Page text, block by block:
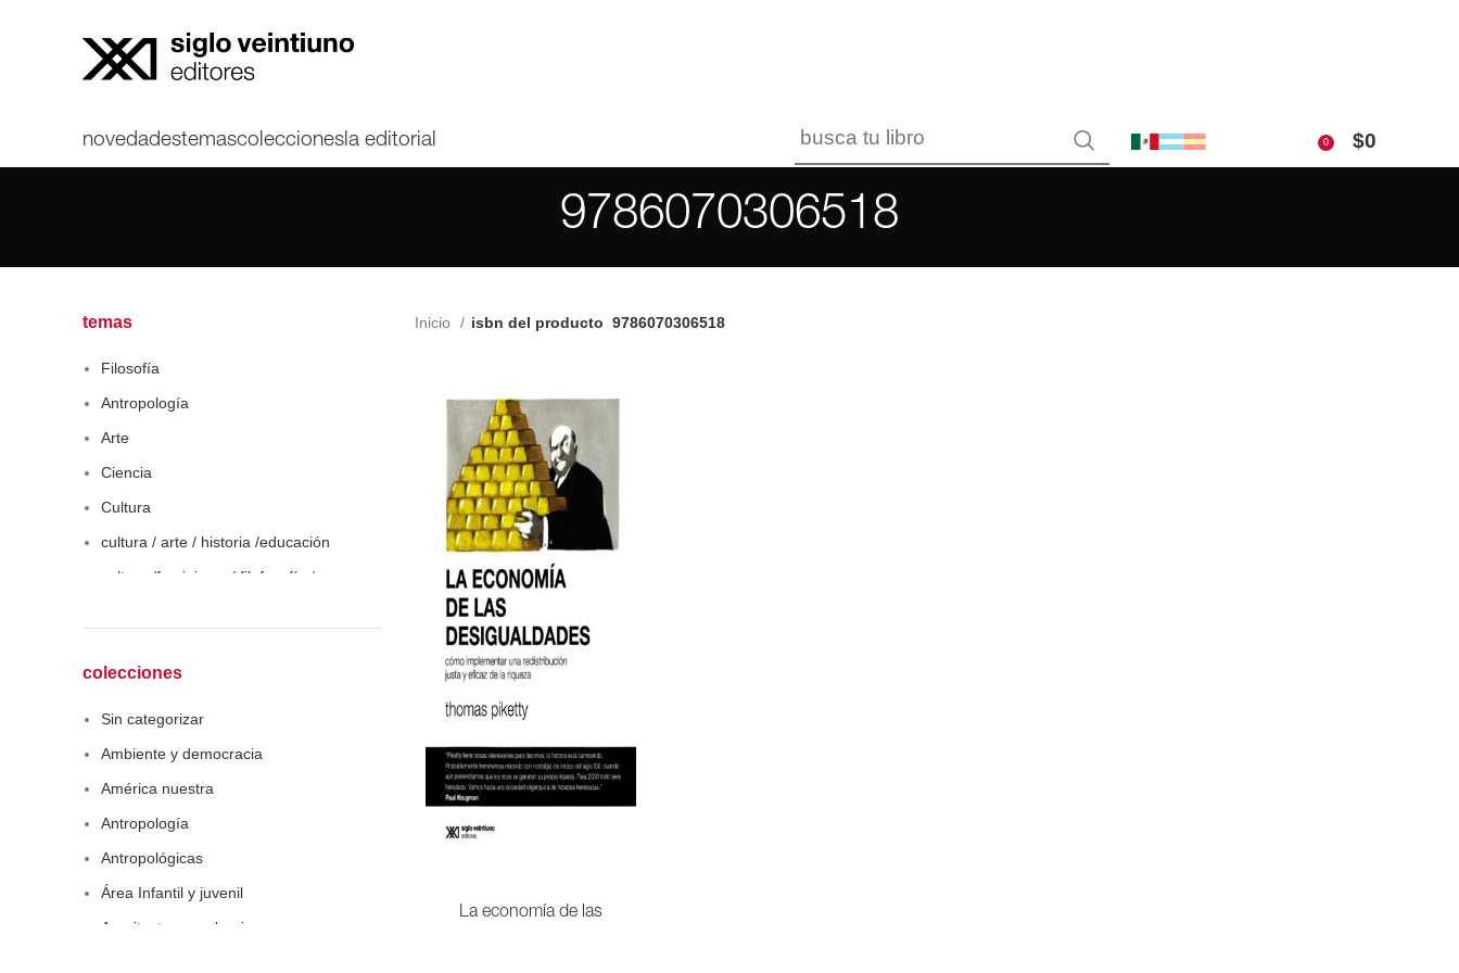
novedadestemascolecciones la editorial 0 $0
9786070306518
temas
Filosofía
Antropología
Arte
Ciencia
Cultura
cultura / arte / historia /educación
cultura /feminismo / filofosofía /
Economía
colecciones
Sin categorizar
Ambiente y democracia
América nuestra
Antropología
Antropológicas
Área Infantil y juvenil
Arquitectura y urbanismo
Inicio isbn del producto 9786070306518
La economía de las